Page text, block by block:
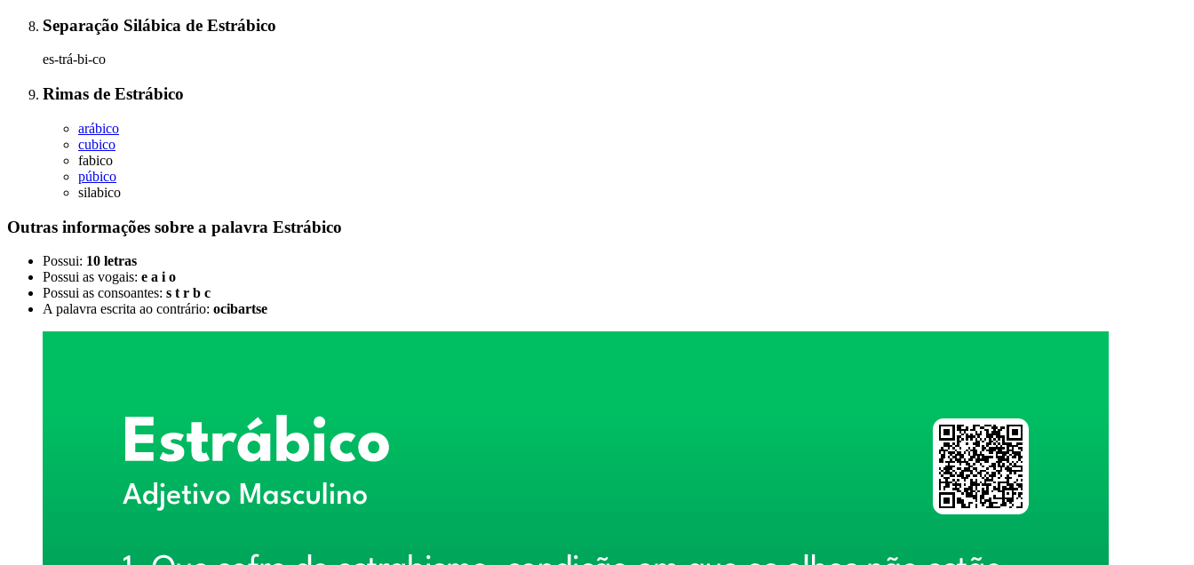
Separação Silábica de Estrábico
es-trá-bi-co
Rimas de Estrábico
arábico
cubico
fabico
púbico
silabico
Outras informações sobre a palavra Estrábico
Possui: 10 letras
Possui as vogais: e a i o
Possui as consoantes: s t r b c
A palavra escrita ao contrário: ocibartse